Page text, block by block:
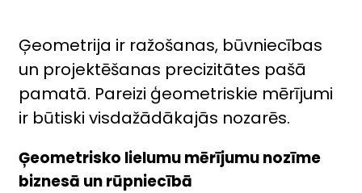
Ģeometrija ir ražošanas, būvniecības
un projektēšanas precizitātes pašā
pamatā. Pareizi ģeometriskie mērījumi
ir būtiski visdažādākajās nozarēs.
Ģeometrisko lielumu mērījumu nozīme
biznesā un rūpniecībā